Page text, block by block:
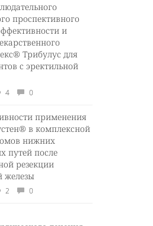
проспективного
и
Трибулус для
с эректильной
4 0
применения
в комплексной
нижних
путей после
резекции
железы
2 0